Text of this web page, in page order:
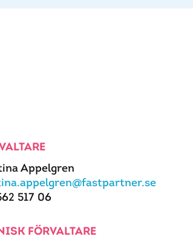
Appelgren
517 06
FÖRVALTARE